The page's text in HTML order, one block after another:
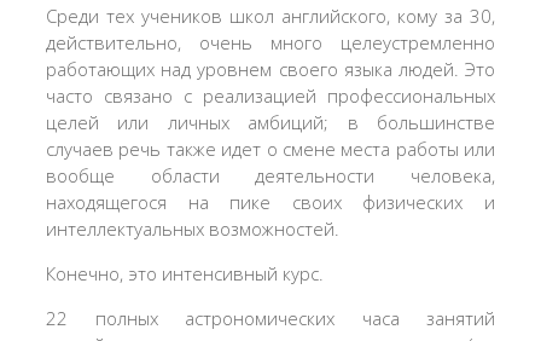
Среди тех учеников школ английского, кому за 30,
действительно, очень много целеустремленно
работающих над уровнем своего языка людей. Это
часто связано с реализацией профессиональных
целей или личных амбиций; в большинстве
случаев речь также идет о смене места работы или
вообще области деятельности человека,
находящегося на пике своих физических и
интеллектуальных возможностей.
Конечно, это интенсивный курс.
22 полных астрономических часа занятий